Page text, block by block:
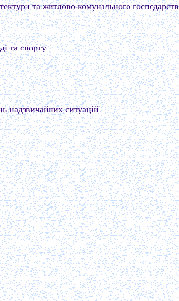
та житлово-комунального
та спорту
надзвичайних ситуацій